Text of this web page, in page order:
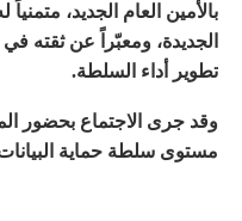
بالأمين العام الجديد،
الجديدة، ومعبّراً عن ثقته
تطوير أداء السلطة.
وقد جرى الاجتماع بحضور
مستوى سلطة حماية